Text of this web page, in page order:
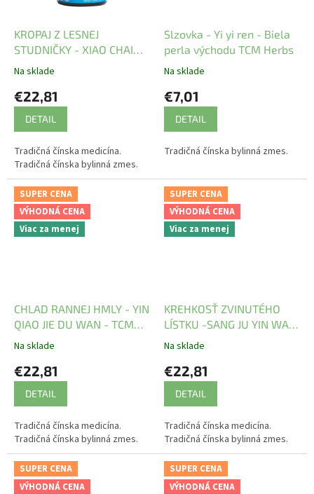
KROPAJ Z LESNEJ
STUDNIČKY - XIAO CHAI
HU WAN - TCM Herbs
Na sklade
€22,81
DETAIL
Tradičná čínska medicína.
Tradičná čínska bylinná zmes.
Slzovka - Yi yi ren - Biela
perla východu TCM Herbs
Na sklade
€7,01
DETAIL
Tradičná čínska bylinná zmes.
SUPER CENA
VÝHODNÁ CENA
Viac za menej
CHLAD RANNEJ HMLY - YIN
QIAO JIE DU WAN - TCM
Herbs
Na sklade
€22,81
DETAIL
Tradičná čínska medicína.
Tradičná čínska bylinná zmes.
SUPER CENA
VÝHODNÁ CENA
Viac za menej
KREHKOSŤ ZVINUTÉHO
LÍSTKU -SANG JU YIN WAN
- TCM Herbs
Na sklade
€22,81
DETAIL
Tradičná čínska medicína.
Tradičná čínska bylinná zmes.
SUPER CENA
VÝHODNÁ CENA
SUPER CENA
VÝHODNÁ CENA